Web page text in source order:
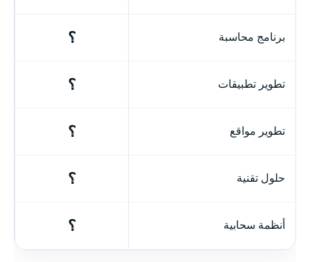
برنامج محاسبة ؟
تطوير تطبيقات ؟
تطوير مواقع ؟
حلول تقنية ؟
أنظمة سحابية ؟